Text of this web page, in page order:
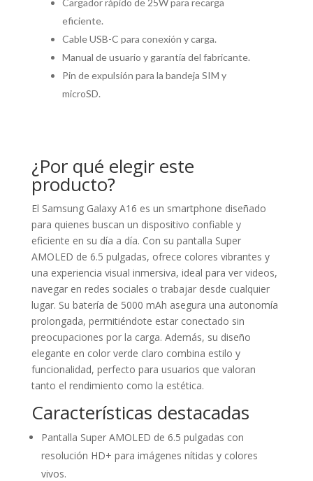
eficiente.
Cable USB-C para conexión y carga.
Manual de usuario y garantía del fabricante.
Pin de expulsión para la bandeja SIM y
microSD.
¿Por qué elegir este
producto?
El Samsung Galaxy A16 es un smartphone diseñado
para quienes buscan un dispositivo confiable y
eficiente en su día a día. Con su pantalla Super
AMOLED de 6.5 pulgadas, ofrece colores vibrantes y
una experiencia visual inmersiva, ideal para ver videos,
navegar en redes sociales o trabajar desde cualquier
lugar. Su batería de 5000 mAh asegura una autonomía
prolongada, permitiéndote estar conectado sin
preocupaciones por la carga. Además, su diseño
elegante en color verde claro combina estilo y
funcionalidad, perfecto para usuarios que valoran
tanto el rendimiento como la estética.
Características destacadas
Pantalla Super AMOLED de 6.5 pulgadas con
resolución HD+ para imágenes nítidas y colores
vivos.